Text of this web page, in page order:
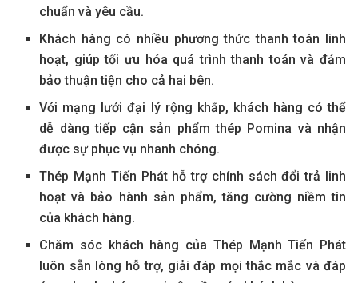
chuẩn và yêu cầu.
Khách hàng có nhiều phương thức thanh toán linh
hoạt, giúp tối ưu hóa quá trình thanh toán và đảm
bảo thuận tiện cho cả hai bên.
Với mạng lưới đại lý rộng khắp, khách hàng có thể
dễ dàng tiếp cận sản phẩm thép Pomina và nhận
được sự phục vụ nhanh chóng.
Thép Mạnh Tiến Phát hỗ trợ chính sách đổi trả linh
hoạt và bảo hành sản phẩm, tăng cường niềm tin
của khách hàng.
Chăm sóc khách hàng của Thép Mạnh Tiến Phát
luôn sẵn lòng hỗ trợ, giải đáp mọi thắc mắc và đáp